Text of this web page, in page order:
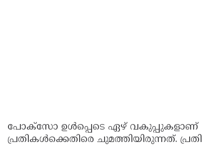
പോക്സോ ഉൾപ്പെടെ ഏഴ് വകുപ്പുകളാണ്
പ്രതികൾക്കെതിരെ ചുമത്തിയിരുന്നത്. പ്രതി